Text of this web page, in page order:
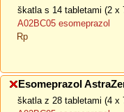
škatla s 14 tabletami (2 x
A02BC05 esomeprazol
Rp
Esomeprazol
škatla z 28 tabletami (4 x